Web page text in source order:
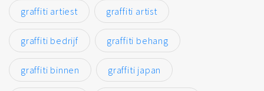
graffiti artiest graffiti artist
graffiti bedrijf graffiti behang
graffiti binnen graffiti japan